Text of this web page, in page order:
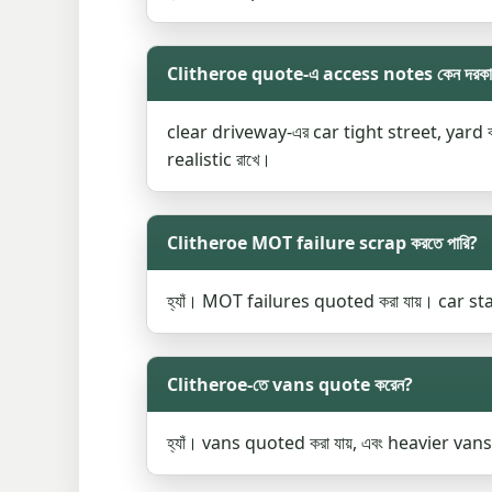
Clitheroe quote-এ access notes কেন
clear driveway-এর car tight street, yard
realistic রাখে।
Clitheroe MOT failure scrap করতে পারি?
হ্যাঁ। MOT failures quoted করা যায়। car
Clitheroe-তে vans quote করেন?
হ্যাঁ। vans quoted করা যায়, এবং heavier